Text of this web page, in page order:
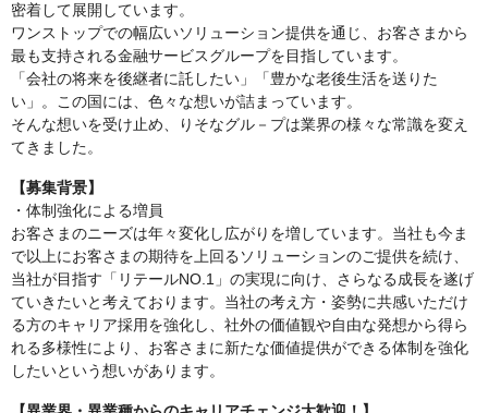
密着して展開しています。
ワンストップでの幅広いソリューション提供を通じ、お客さまから
最も支持される金融サービスグループを目指しています。
「会社の将来を後継者に託したい」「豊かな老後生活を送りた
い」。この国には、色々な想いが詰まっています。
そんな想いを受け止め、りそなグル－プは業界の様々な常識を変え
てきました。
【募集背景】
・体制強化による増員
お客さまのニーズは年々変化し広がりを増しています。当社も今ま
で以上にお客さまの期待を上回るソリューションのご提供を続け、
当社が目指す「リテールNO.1」の実現に向け、さらなる成長を遂げ
ていきたいと考えております。当社の考え方・姿勢に共感いただけ
る方のキャリア採用を強化し、社外の価値観や自由な発想から得ら
れる多様性により、お客さまに新たな価値提供ができる体制を強化
したいという想いがあります。